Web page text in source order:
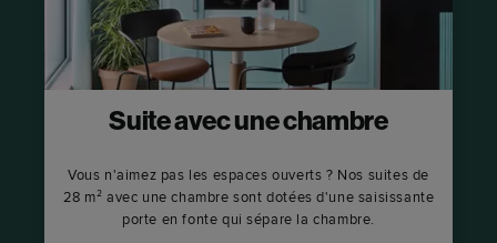
Suite avec une chambre
Vous n'aimez pas les espaces ouverts ? Nos suites de
28 m² avec une chambre sont dotées d'une saisissante
porte en fonte qui sépare la chambre.